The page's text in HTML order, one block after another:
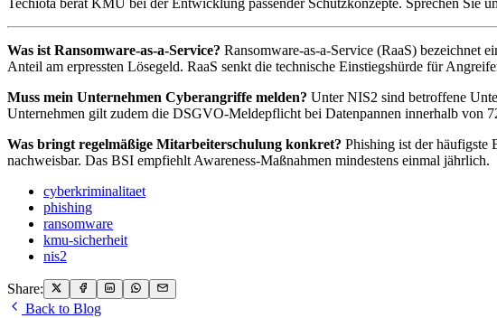
Was ist Ransomware-as-a-Service? Ransomware-as-a-Service (RaaS) bezeichnet
Anteil am erpressten Lösegeld. RaaS senkt die technische Einstiegshürde für
Muss mein Unternehmen Cyberangriffe melden? Unter NIS2 sind betroffene
Unternehmen gilt zudem die DSGVO-Meldepflicht bei Datenpannen innerhalb von
Was bringt regelmäßige Mitarbeiterschulung konkret? Phishing ist der häufigste
nachweisbar. Das BSI empfiehlt Awareness-Maßnahmen mindestens einmal jährlich.
cyberkriminalitaet
phishing
ransomware
kmu-sicherheit
nis2
Share:
Back to Blog